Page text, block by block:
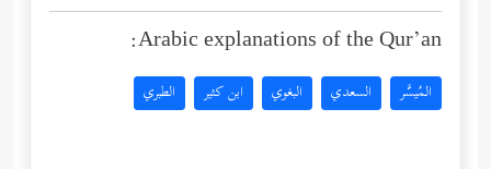
Arabic explanations of the Qur’an:
المُيسَّر السعدي البغوي ابن كثير الطبري